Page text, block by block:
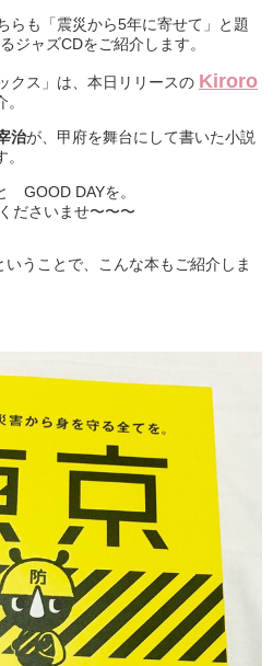
らも「震災から5年に寄せて」と題
ジャズCDをご紹介します。
クス」は、本日リリースの Kiroro
治が、甲府を舞台にして書いた小説
GOOD DAYを。
ださいませ〜〜〜
うことで、こんな本もご紹介しま